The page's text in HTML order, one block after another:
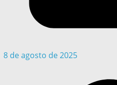
8 de agosto de 2025